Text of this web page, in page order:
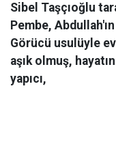
Sibel Taşçıoğlu
Pembe,
Görücü usulüyle
aşık olmuş,
yapıcı,